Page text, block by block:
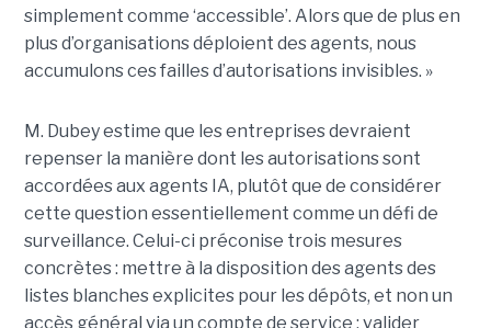
simplement comme ‘accessible’. Alors que de plus en
plus d’organisations déploient des agents, nous
accumulons ces failles d’autorisations invisibles. »
M. Dubey estime que les entreprises devraient
repenser la manière dont les autorisations sont
accordées aux agents IA, plutôt que de considérer
cette question essentiellement comme un défi de
surveillance. Celui-ci préconise trois mesures
concrètes : mettre à la disposition des agents des
listes blanches explicites pour les dépôts, et non un
accès général via un compte de service ; valider